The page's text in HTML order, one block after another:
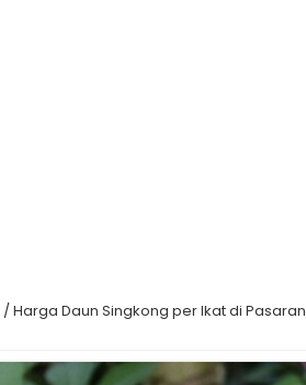
/Harga Daun Singkong per Ikat di